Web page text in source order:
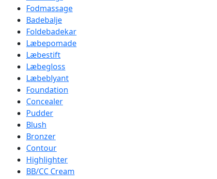
Fodmassage
Badebalje
Foldebadekar
Læbepomade
Læbestift
Læbegloss
Læbeblyant
Foundation
Concealer
Pudder
Blush
Bronzer
Contour
Highlighter
BB/CC Cream